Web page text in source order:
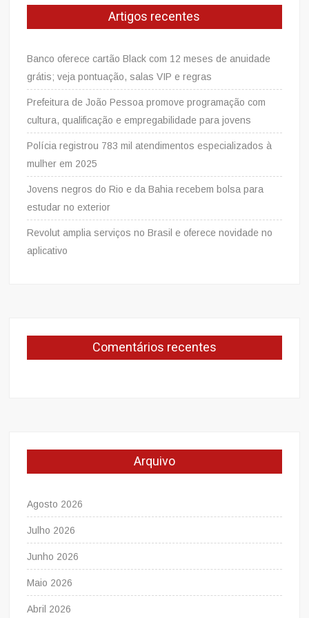
Artigos recentes
Banco oferece cartão Black com 12 meses de anuidade
grátis; veja pontuação, salas VIP e regras
Prefeitura de João Pessoa promove programação com
cultura, qualificação e empregabilidade para jovens
Polícia registrou 783 mil atendimentos especializados à
mulher em 2025
Jovens negros do Rio e da Bahia recebem bolsa para
estudar no exterior
Revolut amplia serviços no Brasil e oferece novidade no
aplicativo
Comentários recentes
Arquivo
Agosto 2026
Julho 2026
Junho 2026
Maio 2026
Abril 2026